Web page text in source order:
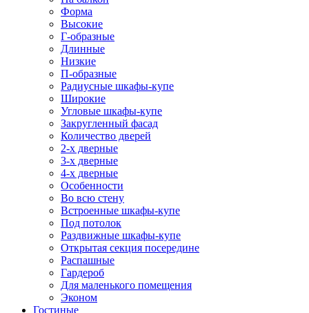
Форма
Высокие
Г-образные
Длинные
Низкие
П-образные
Радиусные шкафы-купе
Широкие
Угловые шкафы-купе
Закругленный фасад
Количество дверей
2-х дверные
3-х дверные
4-х дверные
Особенности
Во всю стену
Встроенные шкафы-купе
Под потолок
Раздвижные шкафы-купе
Открытая секция посередине
Распашные
Гардероб
Для маленького помещения
Эконом
Гостиные